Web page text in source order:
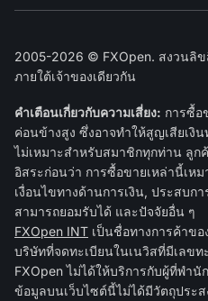
2005-2026 © FXOpen. สงวนลิ
ภายใต้เจ้าของเดียวกัน
คำเตือนเกี่ยวกับความเสี่ยง: การซื้อ
ค่อนข้างสูง ซึ่งอาจทำให้สูญเสียเงิ
ไม่เหมาะสำหรับสมาชิกทุกท่าน ลูก
อิสระก่อนว่า การซื้อขายเหล่านี้เห
เงื่อนไขทางด้านการเงิน, ประสบก
สามารถยอมรับได้ และปัจจัยอื่น ๆ
FXOpen INT เป็นชื่อทางการค้าข
บริษัทที่จดทะเบียนในเนวิสที่มีเลข
FXOpen ไม่ได้ให้บริการกับผู้ที่พำนั
ข้อมูลบนเว็บไซต์นี้ไม่ได้มีวัตถุประ